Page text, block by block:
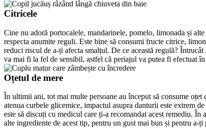
Citricele
Cine nu adoră portocalele, mandarinele, pomelo, limonada și
respecta anumite reguli. Este bine să consumi fructe citrice,
reduci riscul de a-ți afecta smalțul. De ce această regulă?
va mai fi la fel de sensibil, astfel că periajul va putea fi efectuat
Oțetul de mere
În ultimii ani, tot mai multe persoane au început să consume
atenua curbele glicemice, impactul asupra danturii este extrem
este să discuți cu medicul care ți-a recomandat acest remediu.
alte ingrediente de acest tip, pentru un gust mai bun și pentru a-